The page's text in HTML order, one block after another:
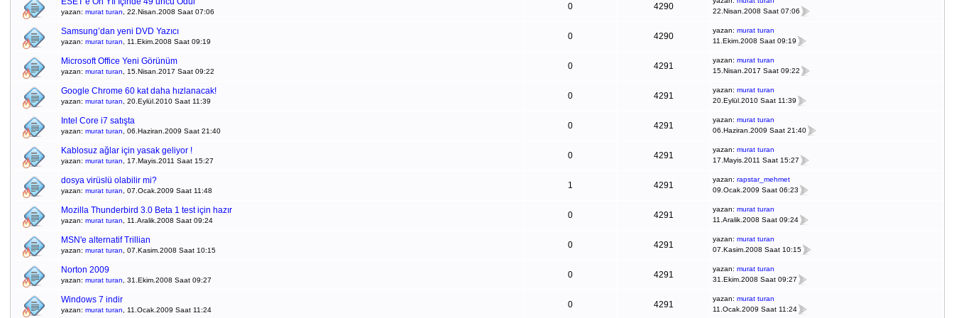
yazan: murat turan , 22.Nisan.2008 Saat 07:06
0 4290
22.Nisan.2008 Saat 07:06
Samsung’dan yeni DVD Yazıcı
yazan: murat turan , 11.Ekim.2008 Saat 09:19
0 4290
yazan: murat turan
11.Ekim.2008 Saat 09:19
Microsoft Office Yeni Görünüm
yazan: murat turan , 15.Nisan.2017 Saat 09:22
0 4291
yazan: murat turan
15.Nisan.2017 Saat 09:22
Google Chrome 60 kat daha hızlanacak!
yazan: murat turan , 20.Eylül.2010 Saat 11:39
0 4291
yazan: murat turan
20.Eylül.2010 Saat 11:39
Intel Core i7 satışta
yazan: murat turan , 06.Haziran.2009 Saat 21:40
0 4291
yazan: murat turan
06.Haziran.2009 Saat 21:40
Kablosuz ağlar için yasak geliyor !
yazan: murat turan , 17.Mayis.2011 Saat 15:27
0 4291
yazan: murat turan
17.Mayis.2011 Saat 15:27
dosya virüslü olabilir mi?
yazan: murat turan , 07.Ocak.2009 Saat 11:48
1 4291
yazan: rapstar_mehmet
09.Ocak.2009 Saat 06:23
Mozilla Thunderbird 3.0 Beta 1 test için hazır
yazan: murat turan , 11.Aralik.2008 Saat 09:24
0 4291
yazan: murat turan
11.Aralik.2008 Saat 09:24
MSN'e alternatif Trillian
yazan: murat turan , 07.Kasim.2008 Saat 10:15
0 4291
yazan: murat turan
07.Kasim.2008 Saat 10:15
Norton 2009
yazan: murat turan , 31.Ekim.2008 Saat 09:27
0 4291
yazan: murat turan
31.Ekim.2008 Saat 09:27
Windows 7 indir
yazan: murat turan , 11.Ocak.2009 Saat 11:24
0 4291
yazan: murat turan
11.Ocak.2009 Saat 11:24